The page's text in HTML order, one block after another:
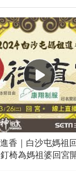
香｜白沙屯媽祖
椅為媽祖婆回宮